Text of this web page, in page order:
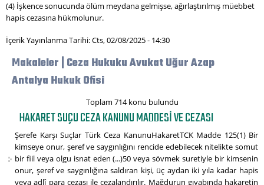
(4) İşkence sonucunda ölüm meydana gelmişse, ağırlaştırılmış müebbet
hapis cezasına hükmolunur.
İçerik Yayınlanma Tarihi: Cts, 02/08/2025 - 14:30
Makaleler | Ceza Hukuku Avukat Uğur Azap
Antalya Hukuk Ofisi
Toplam 714 konu bulundu
HAKARET SUÇU CEZA KANUNU MADDESI VE CEZASI
Şerefe Karşı Suçlar Türk Ceza KanunuHakaretTCK Madde 125(1) Bir
kimseye onur, şeref ve saygınlığını rencide edebilecek nitelikte somut
bir fiil veya olgu isnat eden (...)50 veya sövmek suretiyle bir kimsenin
onur, şeref ve saygınlığına saldıran kişi, üç aydan iki yıla kadar hapis
veya adlî para cezası ile cezalandırılır. Mağdurun gıyabında hakaretin